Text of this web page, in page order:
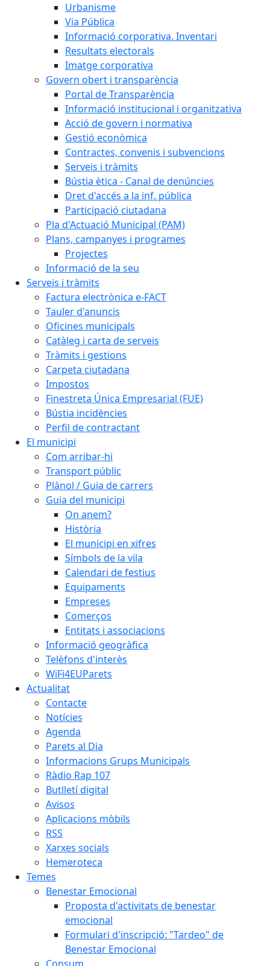
Urbanisme
Via Pública
Informació corporativa. Inventari
Resultats electorals
Imatge corporativa
Govern obert i transparència
Portal de Transparència
Informació institucional i organitzativa
Acció de govern i normativa
Gestió econòmica
Contractes, convenis i subvencions
Serveis i tràmits
Bústia ètica - Canal de denúncies
Dret d'accés a la inf. pública
Participació ciutadana
Pla d'Actuació Municipal (PAM)
Plans, campanyes i programes
Projectes
Informació de la seu
Serveis i tràmits
Factura electrònica e-FACT
Tauler d'anuncis
Oficines municipals
Catàleg i carta de serveis
Tràmits i gestions
Carpeta ciutadana
Impostos
Finestreta Única Empresarial (FUE)
Bústia incidències
Perfil de contractant
El municipi
Com arribar-hi
Transport públic
Plànol / Guia de carrers
Guia del municipi
On anem?
Història
El municipi en xifres
Símbols de la vila
Calendari de festius
Equipaments
Empreses
Comerços
Entitats i associacions
Informació geogràfica
Telèfons d'interès
WiFi4EUParets
Actualitat
Contacte
Notícies
Agenda
Parets al Dia
Informacions Grups Municipals
Ràdio Rap 107
Butlletí digital
Avisos
Aplicacions mòbils
RSS
Xarxes socials
Hemeroteca
Temes
Benestar Emocional
Proposta d'activitats de benestar
emocional
Formulari d'inscripció: "Tardeo" de
Benestar Emocional